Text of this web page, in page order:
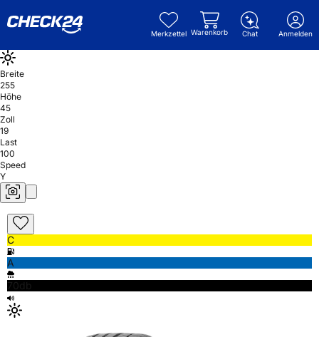
Merkzettel Warenkorb Chat Anmelden
Breite
255
Höhe
45
Zoll
19
Last
100
Speed
Y
C
A
70db